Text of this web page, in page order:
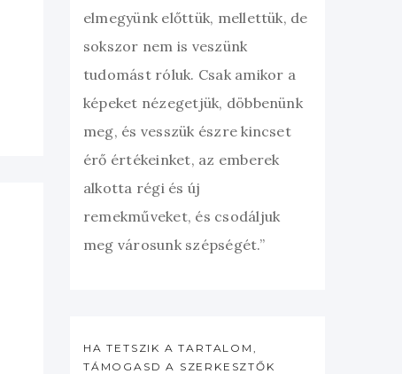
elmegyünk előttük, mellettük, de
sokszor nem is veszünk
tudomást róluk. Csak amikor a
képeket nézegetjük, döbbenünk
meg, és vesszük észre kincset
érő értékeinket, az emberek
alkotta régi és új
remekműveket, és csodáljuk
meg városunk szépségét.”
HA TETSZIK A TARTALOM,
TÁMOGASD A SZERKESZTŐK